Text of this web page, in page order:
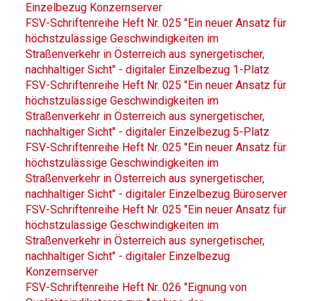
Einzelbezug Konzernserver
FSV-Schriftenreihe Heft Nr. 025 "Ein neuer Ansatz für
höchstzulässige Geschwindigkeiten im
Straßenverkehr in Österreich aus synergetischer,
nachhaltiger Sicht" - digitaler Einzelbezug 1-Platz
FSV-Schriftenreihe Heft Nr. 025 "Ein neuer Ansatz für
höchstzulässige Geschwindigkeiten im
Straßenverkehr in Österreich aus synergetischer,
nachhaltiger Sicht" - digitaler Einzelbezug 5-Platz
FSV-Schriftenreihe Heft Nr. 025 "Ein neuer Ansatz für
höchstzulässige Geschwindigkeiten im
Straßenverkehr in Österreich aus synergetischer,
nachhaltiger Sicht" - digitaler Einzelbezug Büroserver
FSV-Schriftenreihe Heft Nr. 025 "Ein neuer Ansatz für
höchstzulässige Geschwindigkeiten im
Straßenverkehr in Österreich aus synergetischer,
nachhaltiger Sicht" - digitaler Einzelbezug
Konzernserver
FSV-Schriftenreihe Heft Nr. 026 "Eignung von